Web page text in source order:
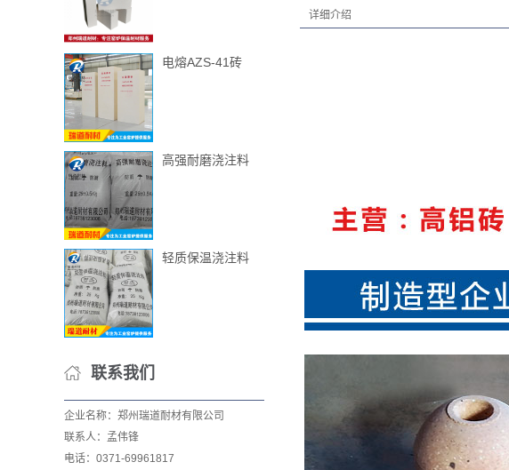
电熔AZS-41砖
高强耐磨浇注料
轻质保温浇注料
联系我们
企业名称：郑州瑞道耐材有限公司
联系人：孟伟锋
电话：0371-69961817
详细介绍